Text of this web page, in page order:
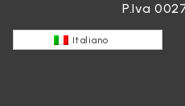
P.Iva
Italiano